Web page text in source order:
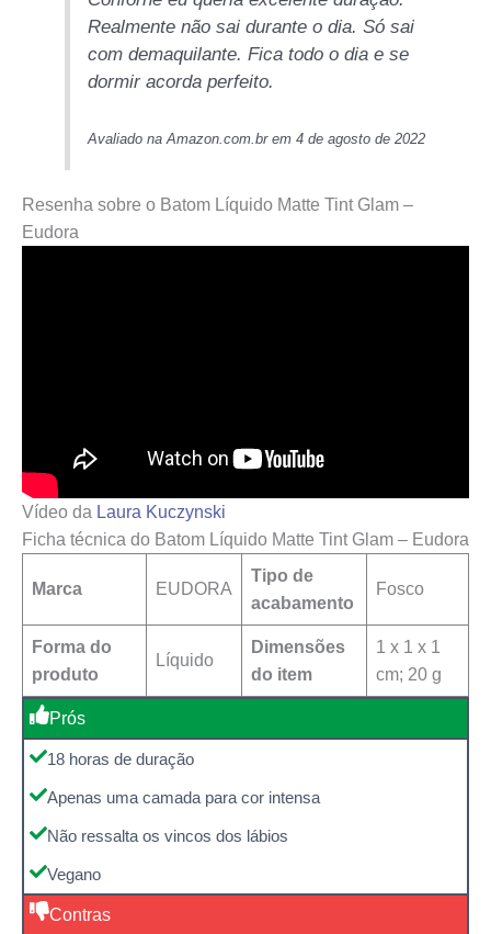
Realmente não sai durante o dia. Só sai
com demaquilante. Fica todo o dia e se
dormir acorda perfeito.
Avaliado na Amazon.com.br em 4 de agosto de 2022
Resenha sobre o Batom Líquido Matte Tint Glam –
Eudora
Vídeo da Laura Kuczynski
Ficha técnica do Batom Líquido Matte Tint Glam – Eudora
Marca EUDORA
Tipo de
acabamento
Fosco
Forma do
produto
Líquido
Dimensões
do item
‎1 x 1 x 1
cm; 20 g
Prós
18 horas de duração
Apenas uma camada para cor intensa
Não ressalta os vincos dos lábios
Vegano
Contras